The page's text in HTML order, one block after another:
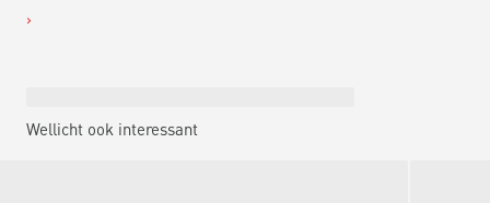
Wellicht ook interessant